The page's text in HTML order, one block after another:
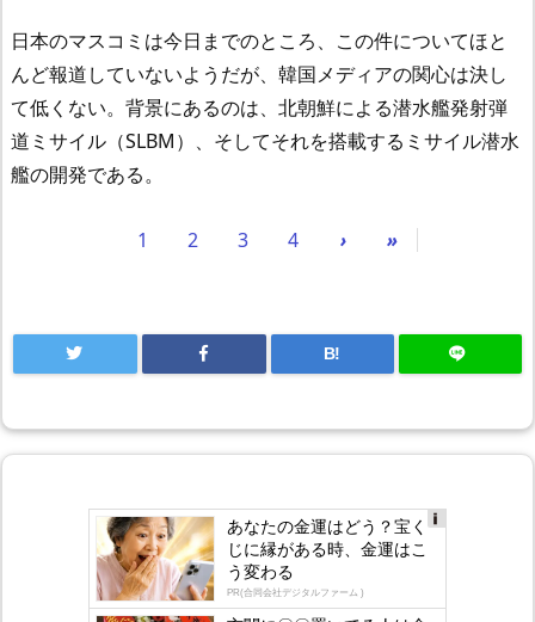
日本のマスコミは今日までのところ、この件についてほと
んど報道していないようだが、韓国メディアの関心は決し
て低くない。背景にあるのは、北朝鮮による潜水艦発射弾
道ミサイル（SLBM）、そしてそれを搭載するミサイル潜水
艦の開発である。
1 2 3 4 › »
B!
gly
あなたの金運はどう？宝く
じに縁がある時、金運はこ
う変わる
PR(合同会社デジタルファーム )